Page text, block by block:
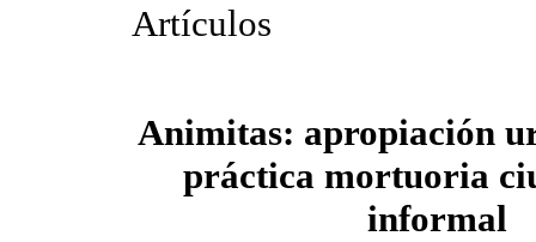
Artículos
Animitas: apropiación
práctica mortuoria
informal